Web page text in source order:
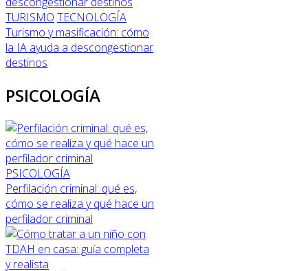
TURISMO TECNOLOGÍA
Turismo y masificación: cómo
la IA ayuda a descongestionar
destinos
PSICOLOGÍA
PSICOLOGÍA
Perfilación criminal: qué es,
cómo se realiza y qué hace un
perfilador criminal